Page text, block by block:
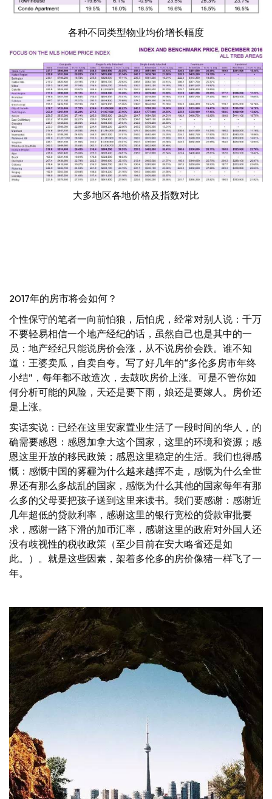
各种不同类型物业均价增长幅度
大多地区各地价格及指数对比
2017年的房市将会如何？
个性保守的笔者一向前怕狼，后怕虎，经常对别人说：千万
不要轻易相信一个地产经纪的话，虽然自己也是其中的一
员：地产经纪只能说房价会涨，从不说房价会跌。谁不知
道：王婆卖瓜，自卖自夸。写了好几年的“多伦多房市年终
小结”，每年都不敢造次，去鼓吹房价上涨。可是不管你如
何分析可能的风险，天还是要下雨，娘还是要嫁人。房价还
是上涨。
实话实说：已经在这里安家置业生活了一段时间的华人，的
确需要感恩：感恩加拿大这个国家，这里的环境和资源；感
恩这里开放的移民政策；感恩这里稳定的生活。我们也得感
慨：感慨中国的雾霾为什么越来越挥不走，感慨为什么全世
界还有那么多战乱的国家，感慨为什么其他的国家每年有那
么多的父母要把孩子送到这里来读书。我们要感谢：感谢近
几年超低的贷款利率，感谢这里的银行宽松的贷款审批要
求，感谢一路下滑的加币汇率，感谢这里的政府对外国人还
没有歧视性的税收政策（至少目前在安大略省还是如
此。）。就是这些因素，架着多伦多的房价像猪一样飞了一
年。